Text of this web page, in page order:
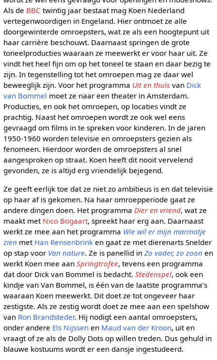
Als de BBC twintig jaar bestaat mag Koen Nederland
vertegenwoordigen in Engeland. Hier ontmoet ze alle
doorgewinterde omroepsters, wat ze als een hoogtepunt uit
haar carrière beschouwt. Daarnaast springen de grote
toneelproducties waaraan ze meewerkt er voor haar uit. Ze
vindt het heel fijn om op het toneel te staan en daar bezig te
zijn. In tegenstelling tot het omroepen mag ze daar wel
beweeglijk zijn. Voor het programma Uit en thuis van Dick
van Bommel moet ze naar een theater in Amsterdam.
Producties, en ook het omroepen, op locaties vindt ze
prachtig. Naast het omroepen wordt ze ook wel eens
gevraagd om films in te spreken voor kinderen. In de jaren
1950-1960 worden televisie en omroepsters gezien als
fenomeen. Hierdoor worden de omroepsters al snel
aangesproken op straat. Koen heeft dit nooit vervelend
gevonden, ze is altijd erg vriendelijk bejegend.
Ze geeft eerlijk toe dat ze niet zo ambitieus is en dat televisie
op haar af is gekomen. Na haar omroepperiode gaat ze
andere dingen doen. Het programma Dier en vriend, wat ze
maakt met Nico Bogaart, spreekt haar erg aan. Daarnaast
werkt ze mee aan het programma Wie wil er mijn marmotje
zien met Han Rensenbrinken gaat ze met dierenarts Snelder
op stap voor Van nature. Ze is panellid in Zo vader, zo zoon en
werkt Koen mee aan Springtrofee, tevens een programma
dat door Dick van Bommel is bedacht. Stedenspel, ook een
kindje van Van Bommel, is één van de laatste programma’s
waaraan Koen meewerkt. Dit doet ze tot ongeveer haar
zestigste. Als ze zestig wordt doet ze mee aan een spelshow
van Ron Brandsteder. Hij nodigt een aantal omroepsters,
onder andere Els Nijssenen Maud van der Kroon, uit en
vraagt of ze als de Dolly Dots op willen treden. Dus gehuld in
blauwe kostuums wordt er een dansje ingestudeerd.